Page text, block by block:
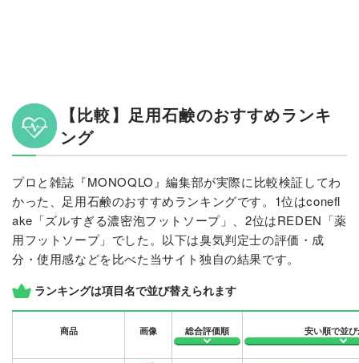
【比較】足用石鹸のおすすめランキ
ング
プロと雑誌『MONOQLO』編集部が実際に比較検証してわ
かった、足用石鹸のおすすめランキングです。1位はconefl
ake「ズルすぎる濃密泡フットソープ」、2位はREDEN「薬
用フットソープ」でした。以下は臭気判定士の評価・成
分・使用感などを比べた当サイト独自の結果です。
ランキングは項目名で並び替えられます
商品 画像 総合評価順 安い順で並